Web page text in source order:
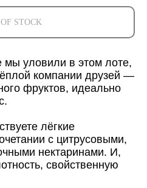
STOCK
мы уловили в этом лоте,
компании друзей —
фруктов, идеально
лёгкие
с цитрусовыми,
нектаринами. И,
свойственную